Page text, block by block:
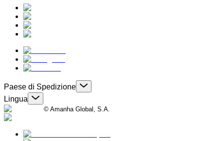
Paese di Spedizione
Lingua
© Amanha Global, S.A.